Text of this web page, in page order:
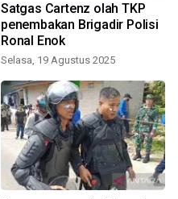
Satgas Cartenz olah TKP
penembakan Brigadir Polisi
Ronal Enok
Selasa, 19 Agustus 2025